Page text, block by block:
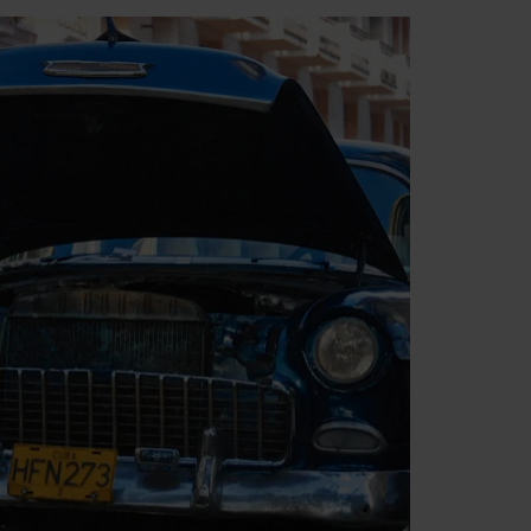
rigtig godt
bare så